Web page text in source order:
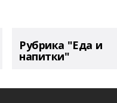
Рубрика "Еда и
напитки"